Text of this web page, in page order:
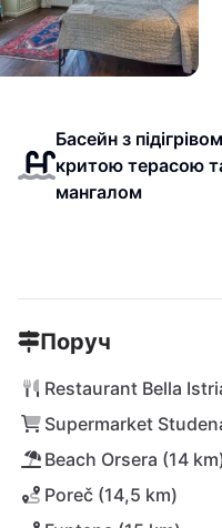
Басейн з
критою терасою
мангалом
Поруч
Restaurant Bella
Supermarket
Beach Orsera (14
Poreč (14,5 km)